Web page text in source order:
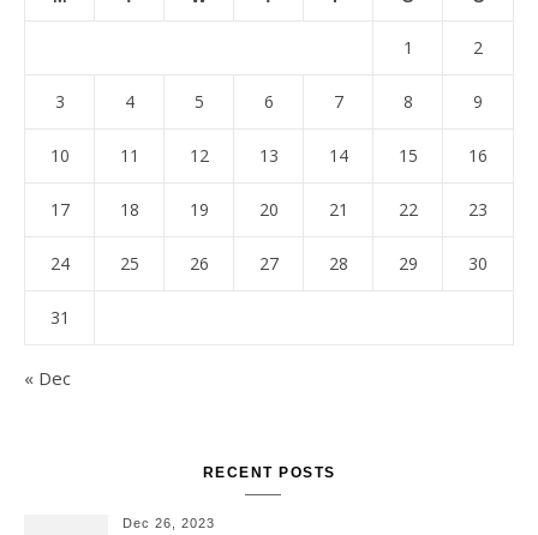
1 2
3 4 5 6 7 8 9
10 11 12 13 14 15 16
17 18 19 20 21 22 23
24 25 26 27 28 29 30
31
« Dec
RECENT POSTS
Dec 26, 2023